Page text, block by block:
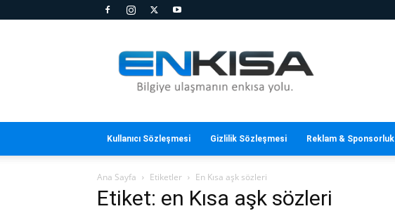
Kısa
Kullanıcı Sözleşmesi Gizlilik Sözleşmesi Reklam & Sponsorluk
Ana Sayfa Etiketler En Kısa aşk sözleri
Etiket: en Kısa aşk sözleri